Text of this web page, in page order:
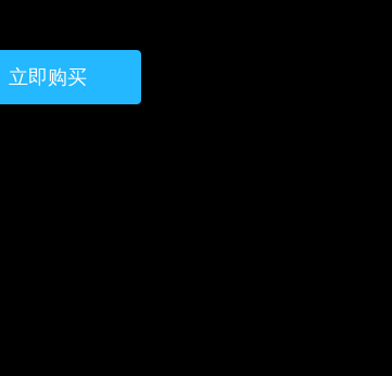
立即购买